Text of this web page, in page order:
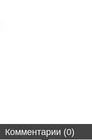
Комментарии (0)